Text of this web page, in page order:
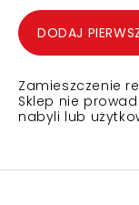
DODAJ
Zamieszczenie
Sklep nie
nabyli lub